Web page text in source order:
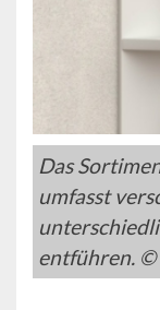
Das
umfasst
entführen.